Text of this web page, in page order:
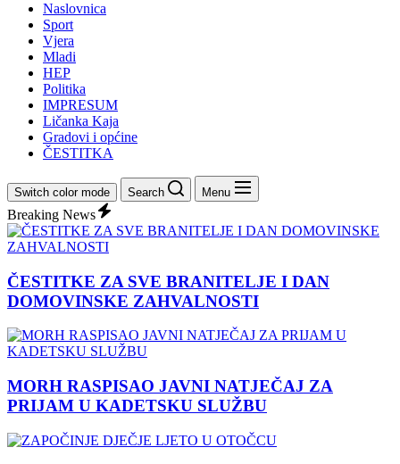
Naslovnica
Sport
Vjera
Mladi
HEP
Politika
IMPRESUM
Ličanka Kaja
Gradovi i općine
ČESTITKA
Switch color mode Search Menu
Breaking News
ČESTITKE ZA SVE BRANITELJE I DAN
DOMOVINSKE ZAHVALNOSTI
MORH RASPISAO JAVNI NATJEČAJ ZA
PRIJAM U KADETSKU SLUŽBU